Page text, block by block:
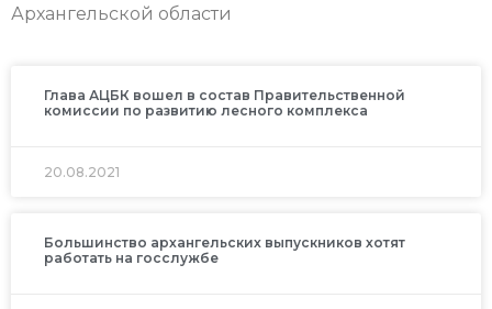
Архангельской области
Глава АЦБК вошел в состав Правительственной
комиссии по развитию лесного комплекса
20.08.2021
Большинство архангельских выпускников хотят
работать на госслужбе